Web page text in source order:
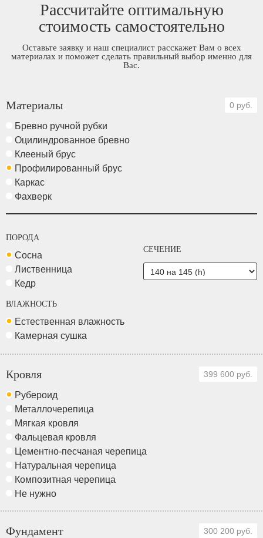
Рассчитайте оптимальную
стоимость самостоятельно
Оставьте заявку и наш специалист расскажет Вам о всех
материалах и поможет сделать правильный выбор именно для
Вас.
Материалы 0 руб.
Бревно ручной рубки
Оцилиндрованное бревно
Клееный брус
Профилированный брус
Каркас
Фахверк
ПОРОДА
Сосна
Лиственница
Кедр
СЕЧЕНИЕ
ВЛАЖНОСТЬ
Естественная влажность
Камерная сушка
Кровля 399 600 руб.
Рубероид
Металлочерепица
Мягкая кровля
Фальцевая кровля
Цементно-песчаная черепица
Натуральная черепица
Композитная черепица
Не нужно
Фундамент 300 200 руб.